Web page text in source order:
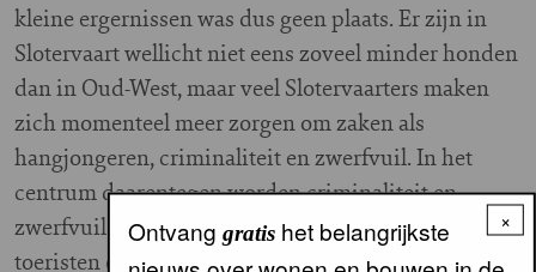
kleine ergernissen was dus geen plaats. Er zijn in
Slotervaart wellicht niet eens zoveel minder honden
dan in Oud-West, maar veel Slotervaarters maken
zich momenteel meer zorgen om zaken als
hangjongeren, criminaliteit en zwerfvuil. In het
centrum daarentegen worden criminaliteit en
zwerfvuil niet veel genoemd, maar wel de drukte, de
toeristen en het bouwlawaai.
×
Ontvang gratishet belangrijkste